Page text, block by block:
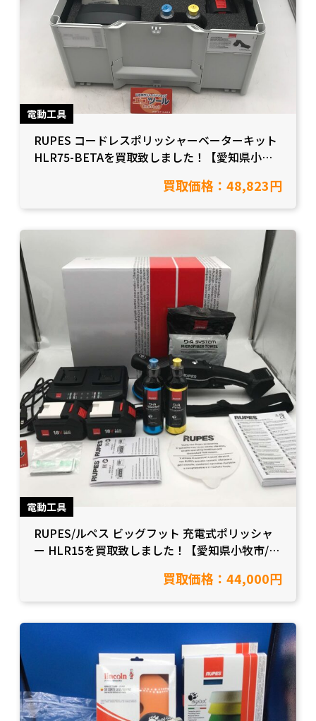
電動工具
RUPES コードレスポリッシャーベーターキット
HLR75-BETAを買取致しました！【愛知県小牧
買取価格：48,823円
電動工具
RUPES/ルペス ビッグフット 充電式ポリッシャ
ー HLR15を買取致しました！【愛知県小牧市/工
買取価格：44,000円